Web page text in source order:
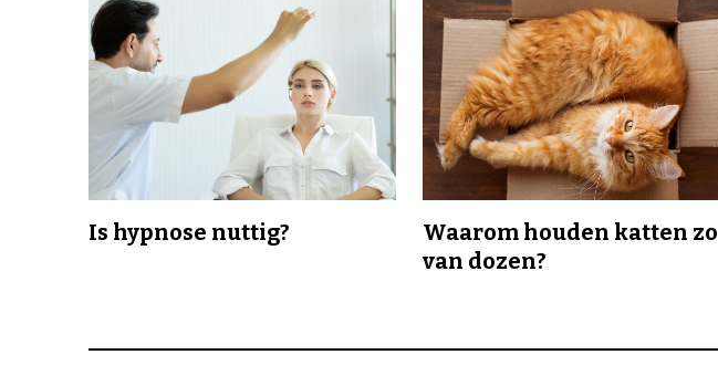
Is hypnose nuttig?
Waarom houden katten zo
van dozen?